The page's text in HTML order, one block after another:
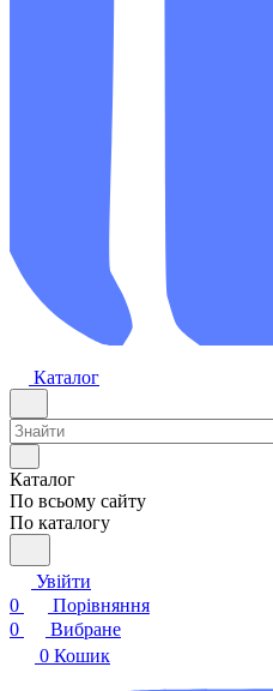
Каталог
Каталог
По всьому сайту
По каталогу
Увійти
0
Порівняння
0
Вибране
0 Кошик